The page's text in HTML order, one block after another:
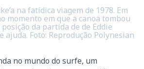
na fatídica viagem de 1978. Em
momento em que a canoa tombou
da partida de de Eddie
ajuda. Foto: Reprodução Polynesian
no mundo do surfe, um